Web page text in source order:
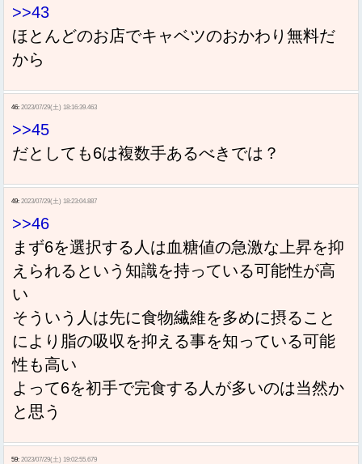
>>43
ほとんどのお店でキャベツのおかわり無料だ
から
46: 2023/07/29(土) 18:16:39.463
>>45
だとしても6は複数手あるべきでは？
49: 2023/07/29(土) 18:23:04.887
>>46
まず6を選択する人は血糖値の急激な上昇を抑
えられるという知識を持っている可能性が高
い
そういう人は先に食物繊維を多めに摂ること
により脂の吸収を抑える事を知っている可能
性も高い
よって6を初手で完食する人が多いのは当然か
と思う
59: 2023/07/29(土) 19:02:55.679